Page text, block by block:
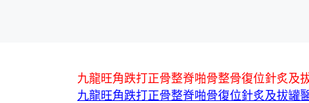
九龍旺角跌打正骨整脊啪骨整骨復位針炙及
九龍旺角跌打正骨整脊啪骨復位針炙及拔罐